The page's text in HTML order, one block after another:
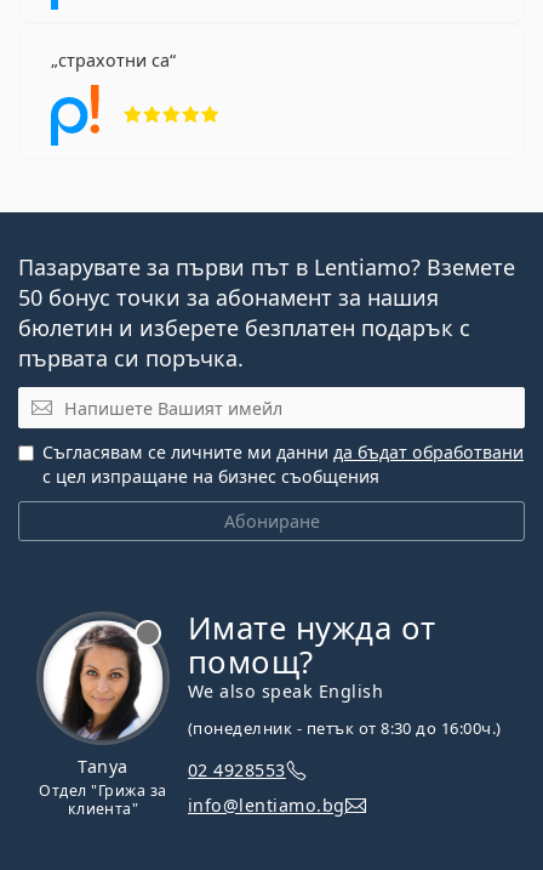
страхотни са
Пазарувате за първи път в Lentiamo? Вземете
50 бонус точки за абонамент за нашия
бюлетин и изберете безплатен подарък с
първата си поръчка.
Имейл
Абониране
Съгласявам се личните ми данни да бъдат обработвани
с цел изпращане на бизнес съобщения
Tanya
Отдел "Грижа за
клиента"
Имате нужда от
помощ?
We also speak English
(понеделник - петък от 8:30 до 16:00ч.)
02 4928553
info@lentiamo.bg